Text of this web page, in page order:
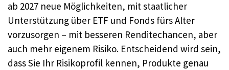
ab 2027 neue Möglichkeiten, mit staatlicher
Unterstützung über ETF und Fonds fürs Alter
vorzusorgen – mit besseren Renditechancen, aber
auch mehr eigenem Risiko. Entscheidend wird sein,
dass Sie Ihr Risikoprofil kennen, Produkte genau